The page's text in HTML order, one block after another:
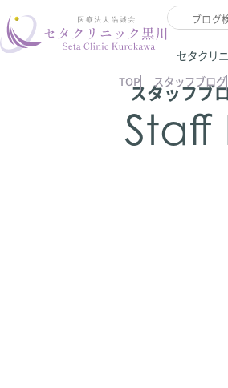
セタクリ
スタッフブ
Staff
TOP スタッフブログ